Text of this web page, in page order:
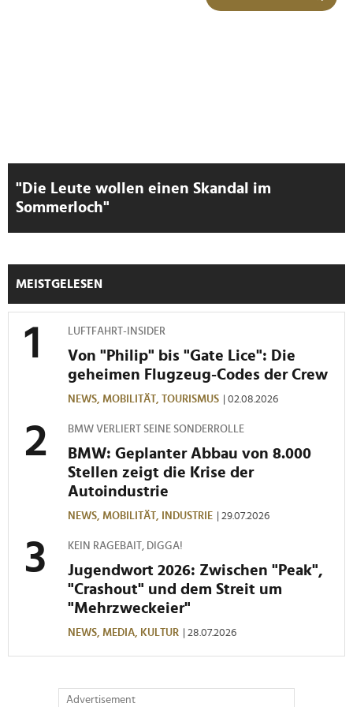
Wir verwenden Cookies, um Inhalte und Anzeigen zu
"Die Leute wollen einen Skandal im
Sommerloch"
MEISTGELESEN
LUFTFAHRT-INSIDER
Von "Philip" bis "Gate Lice": Die
geheimen Flugzeug-Codes der Crew
NEWS, MOBILITÄT, TOURISMUS | 02.08.2026
BMW VERLIERT SEINE SONDERROLLE
BMW: Geplanter Abbau von 8.000
Stellen zeigt die Krise der
Autoindustrie
NEWS, MOBILITÄT, INDUSTRIE | 29.07.2026
KEIN RAGEBAIT, DIGGA!
Jugendwort 2026: Zwischen "Peak",
"Crashout" und dem Streit um
"Mehrzweckeier"
NEWS, MEDIA, KULTUR | 28.07.2026
Advertisement